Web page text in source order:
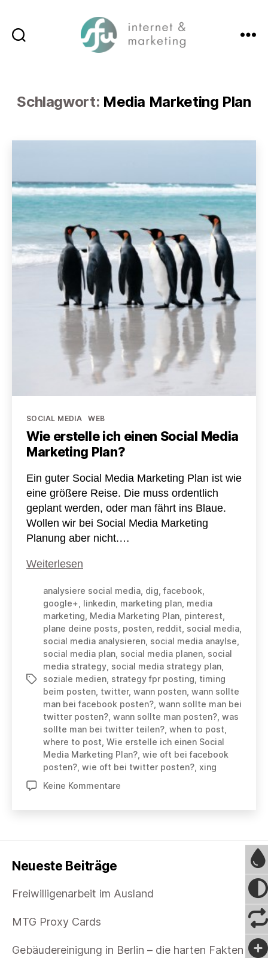
Schlagwort: Media Marketing Plan
Kategorien
SOCIAL MEDIA WEB
Wie erstelle ich einen Social Media
Marketing Plan?
Ein guter Social Media Marketing Plan ist wie
eine größere Reise. Die muss ordentlich
geplant werden, oder man fährt ins Blaue.
Wollen wir bei Social Media Marketing
Planung aber nicht.…
Weiterlesen
ich
einen
Social
Media
Marketing
Plan?
Schlagwörter
analysiere social media, dig,facebook,
google+, linkedin, marketing plan, media
marketing, Media Marketing Plan, pinterest,
plane deine posts, posten, reddit, social media,
social media analysieren, social media anaylse,
social media plan, social media planen, social
media strategy, social media strategy plan,
soziale medien, strategy fpr posting, timing
beim posten, twitter, wann posten, wann sollte
man bei facebook posten?, wann sollte man bei
twitter posten?, wann sollte man posten?, was
sollte man bei twitter teilen?, when to post,
where to post, Wie erstelle ich einen Social
Media Marketing Plan?, wie oft bei facebook
posten?, wie oft bei twitter posten?, xing
Keine Kommentare
erstelle
Neueste Beiträge
Freiwilligenarbeit im Ausland
MTG Proxy Cards
Gebäudereinigung in Berlin – die harten Fakten